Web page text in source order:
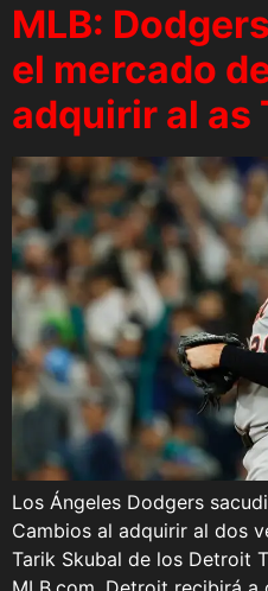
MLB:
el mercado
adquirir al as
Los Ángeles Dodgers
Cambios al adquirir al dos
Tarik Skubal de los Detroit